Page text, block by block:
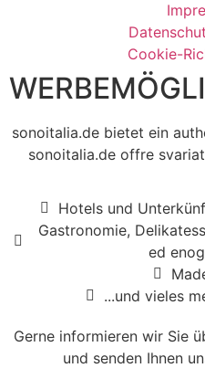
Cookie-
sonoitalia.de bietet ein
sonoitalia.de offre
Hotels und
Gastronomie,
ed
...und vieles
Gerne informieren wir Sie
und senden Ihnen